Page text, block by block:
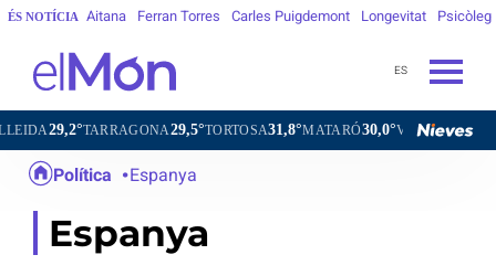
ÉS NOTÍCIA Aitana Ferran Torres Carles Puigdemont Longevitat Psicòleg
ES
29,2°TARRAGONA29,5°TORTOSA31,8°MATARÓ30,0°VIC31,5°
Política Espanya
Espanya